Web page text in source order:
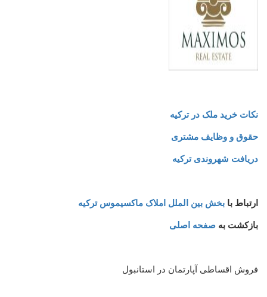
نکات خرید ملک در ترکیه
حقوق و وظایف مشتری
دریافت شهروندی ترکیه
ارتباط با بخش بین الملل املاک ماکسیموس ترکیه
بازکشت به صفحه اصلی
فروش اقساطی آپارتمان در استانبول